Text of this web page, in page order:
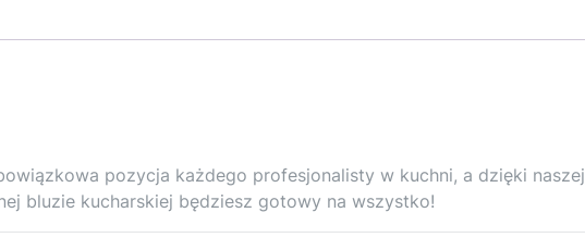
pozycja każdego profesjonalisty w kuchni, a dzięki naszej
bluzie kucharskiej będziesz gotowy na wszystko!